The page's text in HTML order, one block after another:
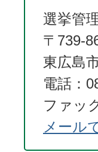
選挙管
〒739-
東広島
電話：
ファッ
メール